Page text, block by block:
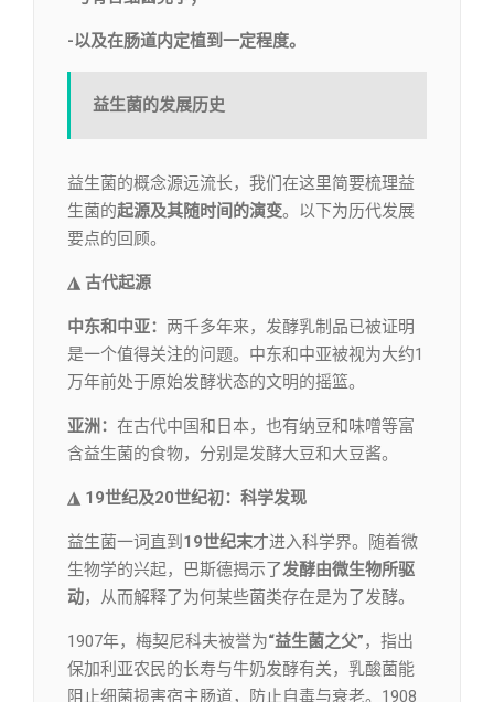
-以及在肠道内定植到一定程度。
益生菌的发展历史
益生菌的概念源远流长，我们在这里简要梳理益
生菌的起源及其随时间的演变。以下为历代发展
要点的回顾。
◮ 古代起源
中东和中亚： 两千多年来，发酵乳制品已被证明
是一个值得关注的问题。中东和中亚被视为大约1
万年前处于原始发酵状态的文明的摇篮。
亚洲： 在古代中国和日本，也有纳豆和味噌等富
含益生菌的食物，分别是发酵大豆和大豆酱。
◮ 19世纪及20世纪初：科学发现
益生菌一词直到 19世纪末才进入科学界。随着微
生物学的兴起，巴斯德揭示了发酵由微生物所驱
动，从而解释了为何某些菌类存在是为了发酵。
1907年，梅契尼科夫被誉为“益生菌之父”，指出
保加利亚农民的长寿与牛奶发酵有关，乳酸菌能
阻止细菌损害宿主肠道，防止自毒与衰老。1908